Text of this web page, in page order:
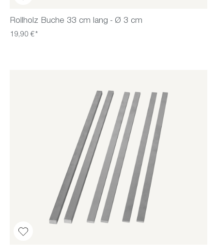
Rollholz Buche 33 cm lang - Ø 3 cm
19,90 €*